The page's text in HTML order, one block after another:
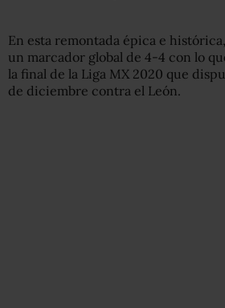
En esta remontada épica e
un marcador global de 4-4 con lo
la final de la Liga MX 2020 que
de diciembre contra el León.